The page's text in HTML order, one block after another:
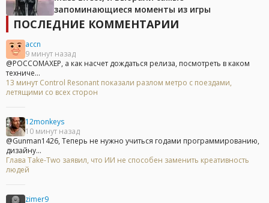
запоминающиеся моменты из игры
ПОСЛЕДНИЕ КОММЕНТАРИИ
accn
9 минут назад
@POCCOMAXEP, а как насчет дождаться релиза, посмотреть в каком
техниче...
13 минут Control Resonant показали разлом метро с поездами,
летящими со всех сторон
12monkeys
10 минут назад
@Gunman1426, Теперь не нужно учиться годами программированию,
дизайну...
Глава Take-Two заявил, что ИИ не способен заменить креативность
людей
zimer9